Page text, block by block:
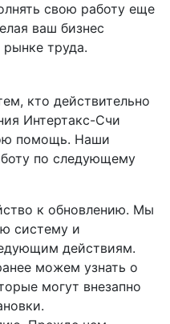
свою работу еще
ваш бизнес
труда.
кто действительно
Интертакс-Счи
помощь. Наши
по следующему
к обновлению. Мы
систему и
действиям.
можем узнать о
могут внезапно